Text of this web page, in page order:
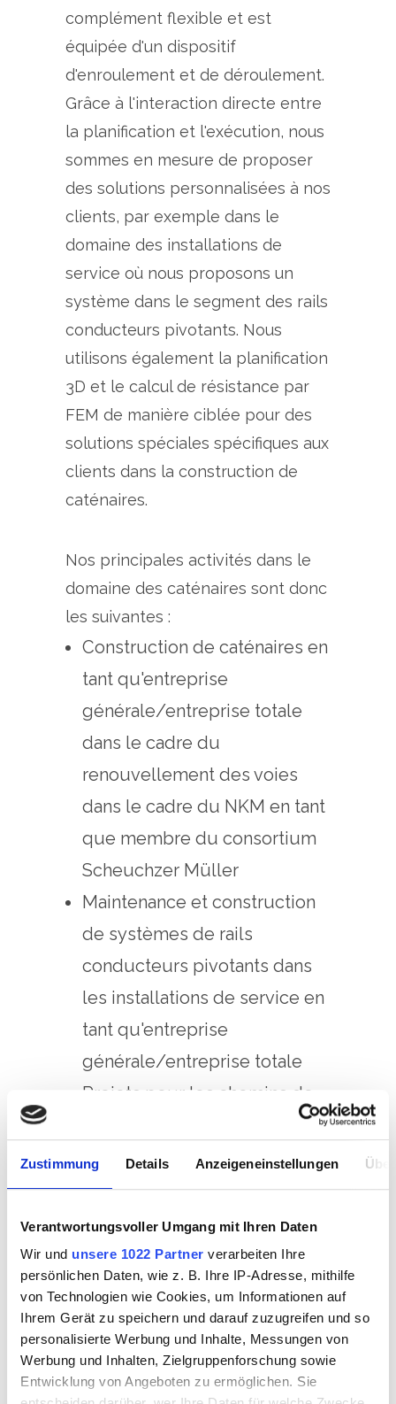
Zustimmung Details Anzeigeneinstellungen
Verantwortungsvoller Umgang mit Ihren Daten
Wir und unsere 1022 Partner verarbeiten Ihre
persönlichen Daten, wie z. B. Ihre IP-Adresse, mithilfe
von Technologien wie Cookies, um Informationen auf
Ihrem Gerät zu speichern und darauf zuzugreifen und so
personalisierte Werbung und Inhalte, Messungen von
Werbung und Inhalten, Zielgruppenforschung sowie
Entwicklung von Angeboten zu ermöglichen. Sie
complément flexible et est
équipée d'un dispositif
d'enroulement et de déroulement.
Grâce à l'interaction directe entre
la planification et l'exécution, nous
sommes en mesure de proposer
des solutions personnalisées à nos
clients, par exemple dans le
domaine des installations de
service où nous proposons un
système dans le segment des rails
conducteurs pivotants. Nous
utilisons également la planification
3D et le calcul de résistance par
FEM de manière ciblée pour des
solutions spéciales spécifiques aux
clients dans la construction de
caténaires.
Nos principales activités dans le
domaine des caténaires sont donc
les suivantes :
Construction de caténaires en
tant qu'entreprise
générale/entreprise totale
dans le cadre du
renouvellement des voies
dans le cadre du NKM en tant
que membre du consortium
Scheuchzer Müller
Maintenance et construction
de systèmes de rails
conducteurs pivotants dans
les installations de service en
tant qu'entreprise
générale/entreprise totale
Projets pour les chemins de
Projets et maintenance des
voies de raccordement
Travaux de réglage et de
maintenance sur la caténaire
Construction et maintenance
des mises à la terre de
caténaires